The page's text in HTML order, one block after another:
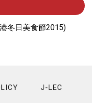
冬⽇美⾷節2015)
J-LEC